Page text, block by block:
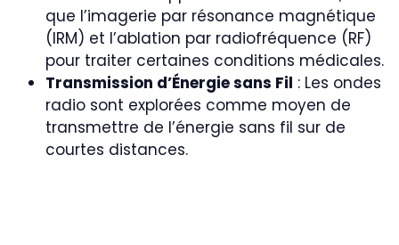
que l’imagerie par résonance magnétique
(IRM) et l’ablation par radiofréquence (RF)
pour traiter certaines conditions médicales.
Transmission d’Énergie sans Fil : Les ondes
radio sont explorées comme moyen de
transmettre de l’énergie sans fil sur de
courtes distances.